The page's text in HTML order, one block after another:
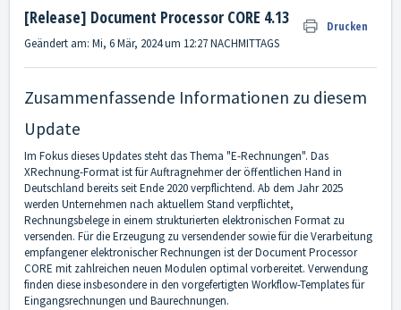
[Release] Document Processor CORE 4.13 Drucken
Geändert am: Mi, 6 Mär, 2024 um 12:27 NACHMITTAGS
Zusammenfassende Informationen zu diesem
Update
Im Fokus dieses Updates steht das Thema "E-Rechnungen". Das
XRechnung-Format ist für Auftragnehmer der öffentlichen Hand in
Deutschland bereits seit Ende 2020 verpflichtend. Ab dem Jahr 2025
werden Unternehmen nach aktuellem Stand verpflichtet,
Rechnungsbelege in einem strukturierten elektronischen Format zu
versenden. Für die Erzeugung zu versendender sowie für die Verarbeitung
empfangener elektronischer Rechnungen ist der Document Processor
CORE mit zahlreichen neuen Modulen optimal vorbereitet. Verwendung
finden diese insbesondere in den vorgefertigten Workflow-Templates für
Eingangsrechnungen und Baurechnungen.